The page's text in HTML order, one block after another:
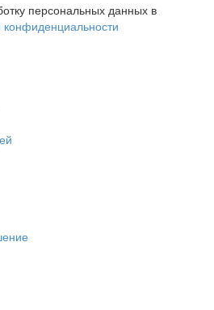
персональных данных в
конфиденциальности